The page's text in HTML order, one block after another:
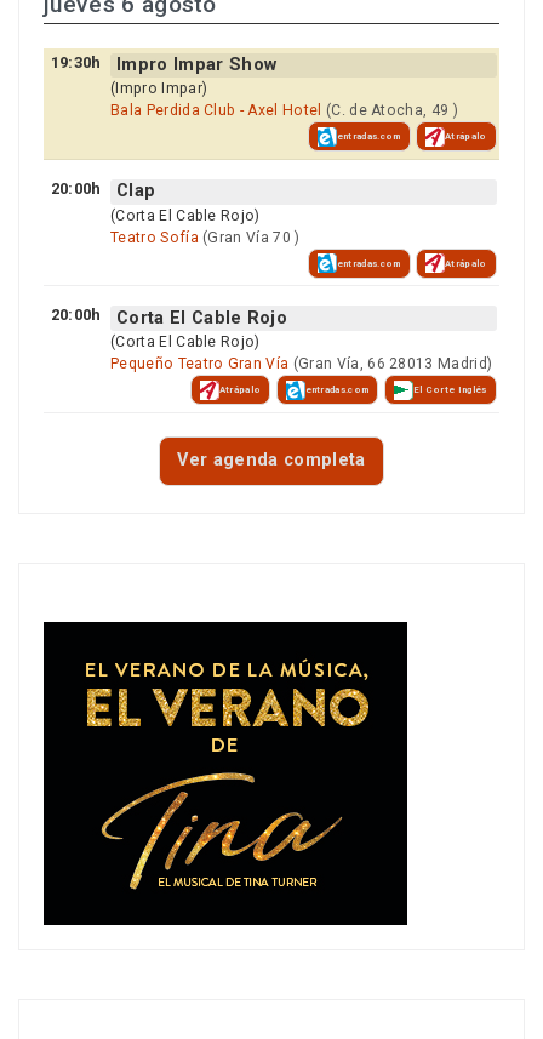
19:30h Impro Impar Show
(Impro Impar)
Bala Perdida Club - Axel Hotel (C. de Atocha, 49 )
entradas.com Atrápalo
20:00h Clap
(Corta El Cable Rojo)
Teatro Sofía (Gran Vía 70 )
entradas.com Atrápalo
20:00h Corta El Cable Rojo
(Corta El Cable Rojo)
Pequeño Teatro Gran Vía (Gran Vía, 66 28013 Madrid)
Atrápalo entradas.com El Corte Inglés
Ver agenda completa